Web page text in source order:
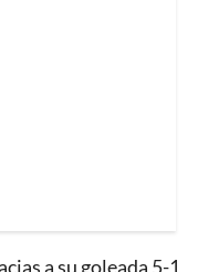
a su goleada 5-1